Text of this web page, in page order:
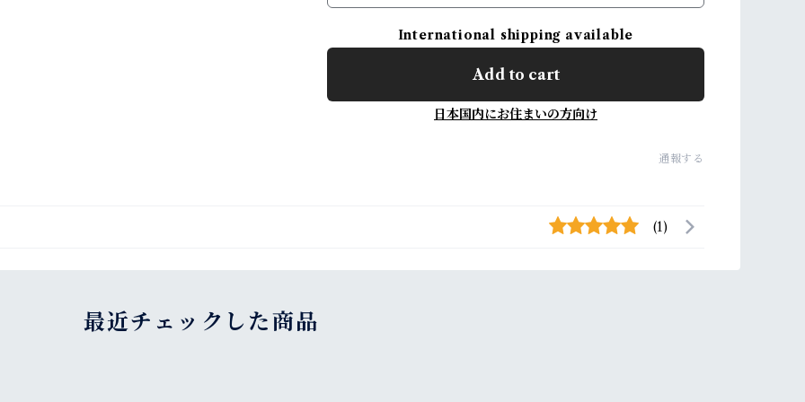
International shipping available
Add to cart
日本国内にお住まいの方向け
通報する
(1)
最近チェックした商品